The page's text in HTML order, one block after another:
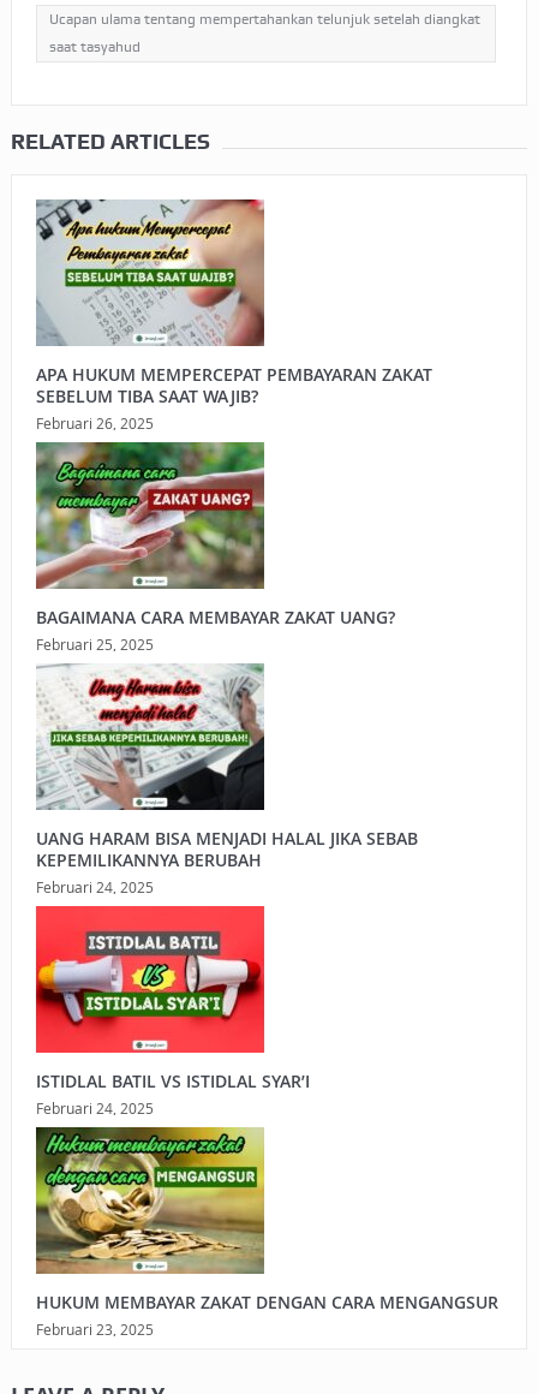
Ucapan ulama tentang mempertahankan telunjuk setelah diangkat
saat tasyahud
RELATED ARTICLES
APA HUKUM MEMPERCEPAT PEMBAYARAN ZAKAT
SEBELUM TIBA SAAT WAJIB?
Februari 26, 2025
BAGAIMANA CARA MEMBAYAR ZAKAT UANG?
Februari 25, 2025
UANG HARAM BISA MENJADI HALAL JIKA SEBAB
KEPEMILIKANNYA BERUBAH
Februari 24, 2025
ISTIDLAL BATIL VS ISTIDLAL SYAR’I
Februari 24, 2025
HUKUM MEMBAYAR ZAKAT DENGAN CARA MENGANGSUR
Februari 23, 2025